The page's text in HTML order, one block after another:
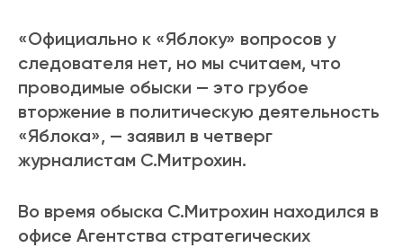
«Официально к «Яблоку» вопросов у
следователя нет, но мы считаем, что
проводимые обыски — это грубое
вторжение в политическую деятельность
«Яблока», — заявил в четверг
журналистам С.Митрохин.
Во время обыска С.Митрохин находился в
офисе Агентства стратегических